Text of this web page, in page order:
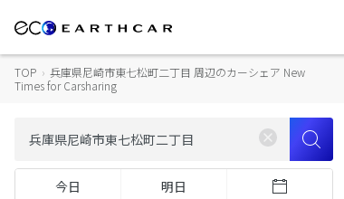
TOP › 兵庫県尼崎市東七松町二丁目 周辺のカーシェア New
Times for Carsharing
今日 明日